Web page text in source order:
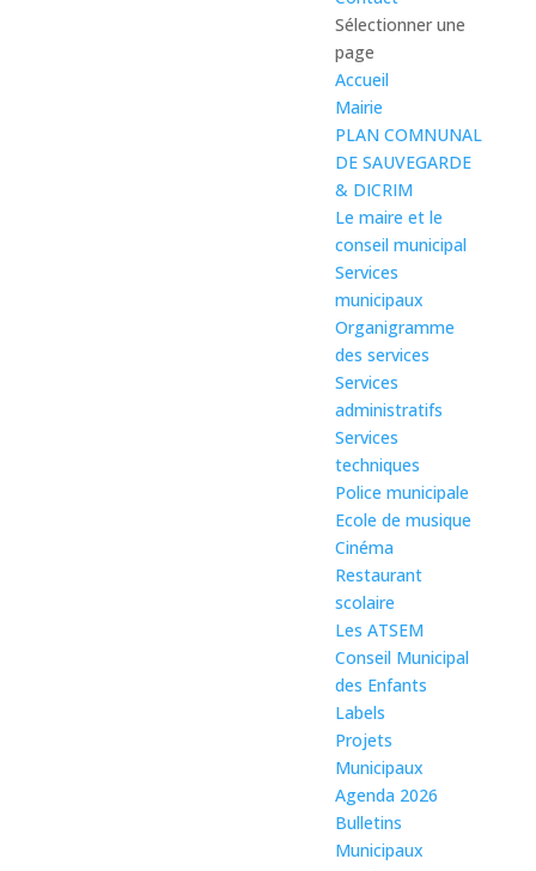
Sélectionner une
page
Accueil
Mairie
PLAN COMNUNAL
DE SAUVEGARDE
& DICRIM
Le maire et le
conseil municipal
Services
municipaux
Organigramme
des services
Services
administratifs
Services
techniques
Police municipale
Ecole de musique
Cinéma
Restaurant
scolaire
Les ATSEM
Conseil Municipal
des Enfants
Labels
Projets
Municipaux
Agenda 2026
Bulletins
Municipaux